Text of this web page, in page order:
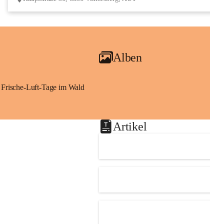
Alben
Frische-Luft-Tage im Wald
Artikel